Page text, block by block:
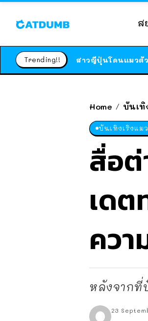
ส
Trending!!
Home / บันเทิ
บันเทิงเริงแมว
สื่อต่
เดต
ควา
หลังจากที่
23